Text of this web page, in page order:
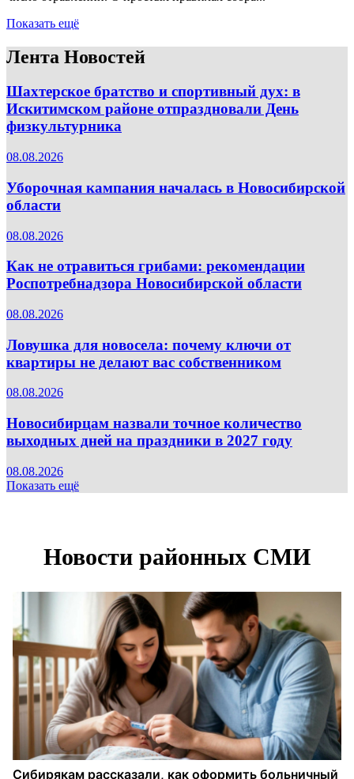
Показать ещё
Лента Новостей
Шахтерское братство и спортивный дух: в
Искитимском районе отпраздновали День
физкультурника
08.08.2026
Уборочная кампания началась в Новосибирской
области
08.08.2026
Как не отравиться грибами: рекомендации
Роспотребнадзора Новосибирской области
08.08.2026
Ловушка для новосела: почему ключи от
квартиры не делают вас собственником
08.08.2026
Новосибирцам назвали точное количество
выходных дней на праздники в 2027 году
08.08.2026
Показать ещё